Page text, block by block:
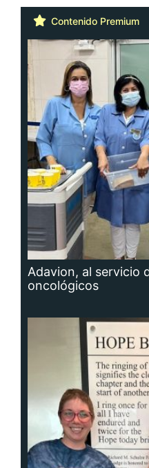
Contenido Premium
Adavion, al servicio
oncológicos